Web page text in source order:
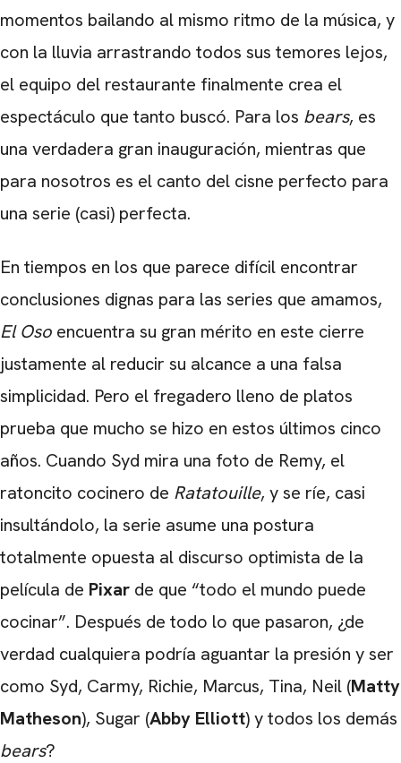
momentos bailando al mismo ritmo de la música, y
con la lluvia arrastrando todos sus temores lejos,
el equipo del restaurante finalmente crea el
espectáculo que tanto buscó. Para los bears, es
una verdadera gran inauguración, mientras que
para nosotros es el canto del cisne perfecto para
una serie (casi) perfecta.
En tiempos en los que parece difícil encontrar
conclusiones dignas para las series que amamos,
El Oso encuentra su gran mérito en este cierre
justamente al reducir su alcance a una falsa
simplicidad. Pero el fregadero lleno de platos
prueba que mucho se hizo en estos últimos cinco
años. Cuando Syd mira una foto de Remy, el
ratoncito cocinero de Ratatouille, y se ríe, casi
insultándolo, la serie asume una postura
totalmente opuesta al discurso optimista de la
película de Pixar de que “todo el mundo puede
cocinar”. Después de todo lo que pasaron, ¿de
verdad cualquiera podría aguantar la presión y ser
como Syd, Carmy, Richie, Marcus, Tina, Neil (Matty
Matheson), Sugar (Abby Elliott) y todos los demás
bears?